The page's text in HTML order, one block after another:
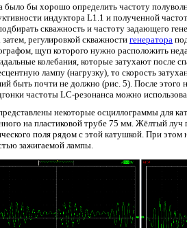
было бы хорошо определить частоту
индуктора L1.1 и полученной
скважность и частоту задающего
затем, регулировкой скважности генератора
щуп которого нужно расположить
колебания, которые затухают после
лампу (нагрузку), то скорость
быть почти не должно (рис. 5). После этого
частоты LC-резонанса можно
некоторые осциллограммы для
на пластиковой трубе 75 мм. Жёлтый луч
поля рядом с этой катушкой. При
зажигаемой лампы.